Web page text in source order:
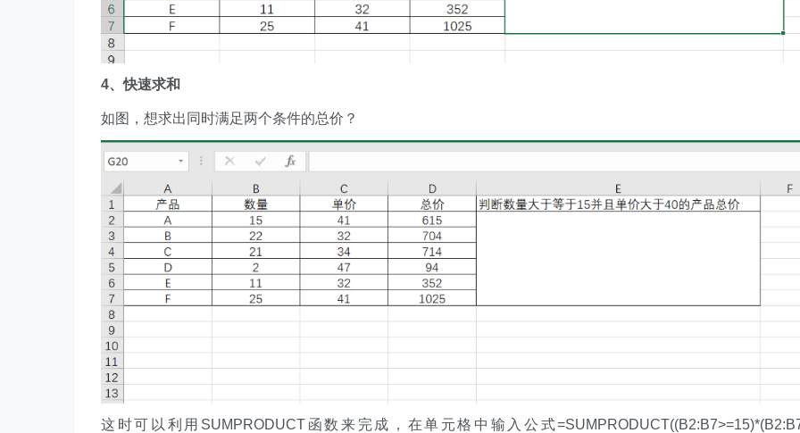
4、快速求和
如图，想求出同时满足两个条件的总价？
这时可以利用SUMPRODUCT函数来完成，在单元格中输入公式